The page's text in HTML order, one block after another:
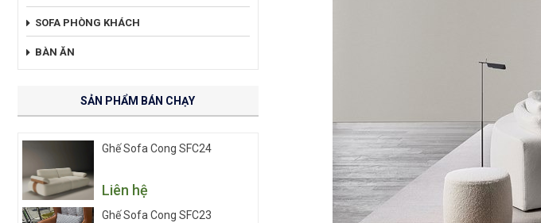
SOFA PHÒNG KHÁCH
BÀN ĂN
SẢN PHẨM BÁN CHẠY
Ghế Sofa Cong SFC24
Liên hệ
Ghế Sofa Cong SFC23